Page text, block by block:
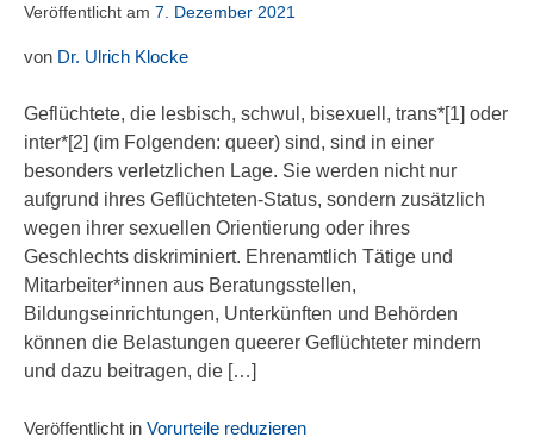
Veröffentlicht am 7. Dezember 2021
von Dr. Ulrich Klocke
Geflüchtete, die lesbisch, schwul, bisexuell, trans*[1] oder
inter*[2] (im Folgenden: queer) sind, sind in einer
besonders verletzlichen Lage. Sie werden nicht nur
aufgrund ihres Geflüchteten-Status, sondern zusätzlich
wegen ihrer sexuellen Orientierung oder ihres
Geschlechts diskriminiert. Ehrenamtlich Tätige und
Mitarbeiter*innen aus Beratungsstellen,
Bildungseinrichtungen, Unterkünften und Behörden
können die Belastungen queerer Geflüchteter mindern
und dazu beitragen, die […]
Veröffentlicht in Vorurteile reduzieren